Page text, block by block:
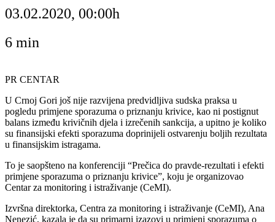
03.02.2020, 00:00h
6 min
PR CENTAR
U Crnoj Gori još nije razvijena predvidljiva sudska praksa u
pogledu primjene sporazuma o priznanju krivice, kao ni postignut
balans između krivičnih djela i izrečenih sankcija, a upitno je koliko
su finansijski efekti sporazuma doprinijeli ostvarenju boljih rezultata
u finansijskim istragama.
To je saopšteno na konferenciji “Prečica do pravde-rezultati i efekti
primjene sporazuma o priznanju krivice”, koju je organizovao
Centar za monitoring i istraživanje (CeMI).
Izvršna direktorka, Centra za monitoring i istraživanje (CeMI), Ana
Nenezić, kazala je da su primarni izazovi u primjeni sporazuma o